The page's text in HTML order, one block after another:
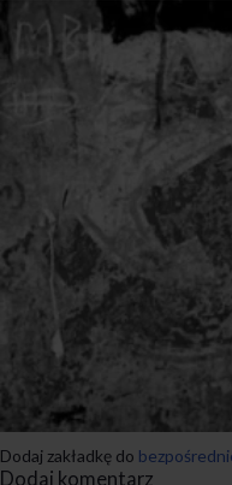
Dodaj zakładkę do
Dodaj komentarz